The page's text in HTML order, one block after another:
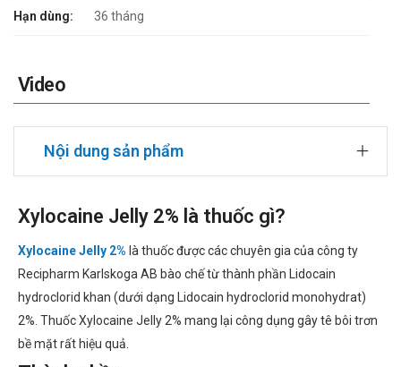
Hạn dùng: 36 tháng
Video
Nội dung sản phẩm
Xylocaine Jelly 2% là thuốc gì?
Xylocaine Jelly 2% là thuốc được các chuyên gia của công ty
Recipharm Karlskoga AB bào chế từ thành phần Lidocain
hydroclorid khan (dưới dạng Lidocain hydroclorid monohydrat)
2%. Thuốc Xylocaine Jelly 2% mang lại công dụng gây tê bôi trơn
bề mặt rất hiệu quả.